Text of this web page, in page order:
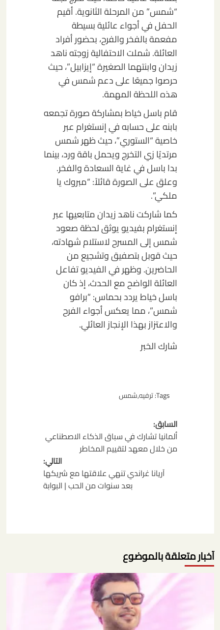
“شمس” من المرحلة الثانوية. أقيم
الحفل في أجواء عائلية بسيطة
مفعمة بالفخر والفرح، بحضور أفراد
العائلة. شملت الاحتفالية زوجته ناهد
زيدان وابنتهما الصغيرة “إيزابيل”، حيث
حرصوا جميعًا على دعم شمس في
هذه اللحظة المهمة.
قام باسل خياط بمشاركة صورة تجمعه
بابنه على حسابه في إنستغرام عبر
خاصية “الستوري”، حيث ظهر شمس
مرتديًا زي التخرج ويحمل باقة ورد، بينما
بدا باسل في غاية السعادة والفخر.
وعلق على الصورة قائلاً: “مبروك يا
ملكي”.
كما شاركت ناهد زيدان متابعيها عبر
إنستغرام بفيديو يوثق لحظة صعود
شمس إلى المسرح لاستلام شهادته،
حيث قوبل بتصفيق وتشجيع من
الحاضرين. وظهر في الفيديو تفاعل
العائلة الواضح مع الحدث، إذ كان
باسل خياط يردد بحماس: “برافو
شمس”، مما يعكس أجواء الفرح
والاعتزاز بهذا الإنجاز العائلي.
شارك الخبر
Tags: ترفيه,شمس
تصفّح
المقالات
السابق:
ألمانيا تشارك في سباق الذكاء الاصطناعي
من خلال معهد لتقييم المخاطر
التالي:
آريانا غراندي تنهي علاقتها مع شريكها
بعد سنوات من الحب | البوابة
آخبار متعلقة بالموضوع